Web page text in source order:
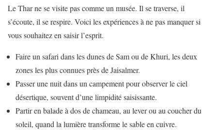
Le Thar ne se visite pas comme un musée. Il se traverse, il
s’écoute, il se respire. Voici les expériences à ne pas manquer si
vous souhaitez en saisir l’esprit.
Faire un safari dans les dunes de Sam ou de Khuri, les deux
zones les plus connues près de Jaisalmer.
Passer une nuit dans un campement pour observer le ciel
désertique, souvent d’une limpidité saisissante.
Partir en balade à dos de chameau, au lever ou au coucher du
soleil, quand la lumière transforme le sable en cuivre.